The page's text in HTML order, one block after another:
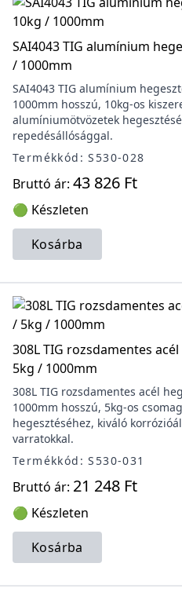
SAI4043 TIG alumínium
/ 1000mm
SAI4043 TIG alumínium
1000mm hosszú, 10kg-os
alumíniumötvözetek
repedésállósággal.
Termékkód: S530-028
Bruttó ár: 43 826 Ft
🟢 Készleten
Kosárba
308L TIG rozsdamentes
5kg / 1000mm
308L TIG rozsdamentes acél
1000mm hosszú, 5kg-os
hegesztéséhez, kiváló
varratokkal.
Termékkód: S530-031
Bruttó ár: 21 248 Ft
🟢 Készleten
Kosárba